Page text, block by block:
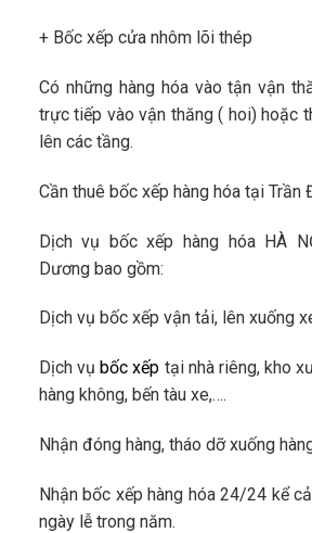
+ Bốc xếp cửa nhôm lõi thép
Có những hàng hóa vào tận vận
trực tiếp vào vận thăng ( hoi) hoặc
lên các tầng.
Cần thuê bốc xếp hàng hóa tại Trần
Dịch vụ bốc xếp hàng hóa HÀ
Dương bao gồm:
​Dịch vụ bốc xếp vận tải, lên xuống
Dịch vụbốc xếp tại nhà riêng, kho
hàng không, bến tàu xe,….
Nhận đóng hàng, tháo dỡ xuống
Nhận bốc xếp hàng hóa 24/24 kể
ngày lễ trong năm.